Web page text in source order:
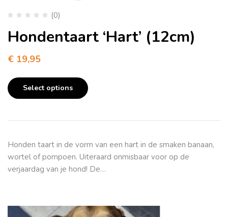
(0)
Hondentaart ‘Hart’ (12cm)
€ 19,95
Select options
Honden taart in de vorm van een hart in de smaken banaan,
wortel of pompoen. Uiteraard onmisbaar voor op de
verjaardag van je hond! De…